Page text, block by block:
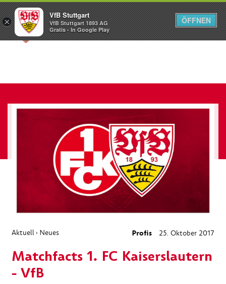
Menü
Aktuell › Neues Profis 25. Oktober 2017
Matchfacts 1. FC Kaiserslautern
- VfB
×
VfB Stuttgart
VfB Stuttgart 1893 AG
Gratis - In Google Play
ÖFFNEN